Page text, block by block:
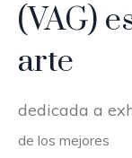
(VAG)
arte
dedicada a
de los mejores